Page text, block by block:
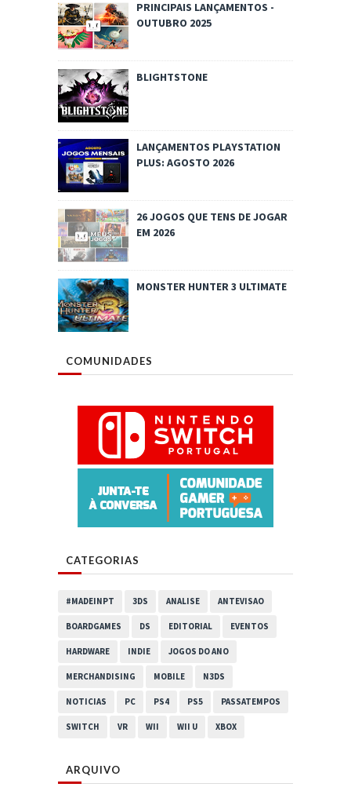
PRINCIPAIS LANÇAMENTOS -
OUTUBRO 2025
BLIGHTSTONE
LANÇAMENTOS PLAYSTATION
PLUS: AGOSTO 2026
26 JOGOS QUE TENS DE JOGAR
EM 2026
MONSTER HUNTER 3 ULTIMATE
COMUNIDADES
CATEGORIAS
#MADEINPT 3DS ANALISE ANTEVISAO
BOARDGAMES DS EDITORIAL EVENTOS
HARDWARE INDIE JOGOS DO ANO
MERCHANDISING MOBILE N3DS
NOTICIAS PC PS4 PS5 PASSATEMPOS
SWITCH VR WII WII U XBOX
ARQUIVO